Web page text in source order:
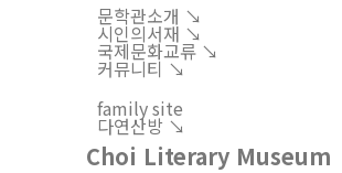
문학관소개 ↘︎
시인의서재 ↘︎
국제문화교류 ↘︎
커뮤니티 ↘︎
family site
다연산방 ↘︎
Choi Literary Museum